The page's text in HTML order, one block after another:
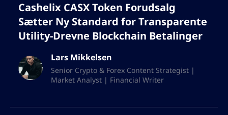
Cashelix CASX Token Forudsalg
Sætter Ny Standard for Transparente
Utility-Drevne Blockchain Betalinger
Lars Mikkelsen
Senior Crypto & Forex Content Strategist |
Market Analyst | Financial Writer